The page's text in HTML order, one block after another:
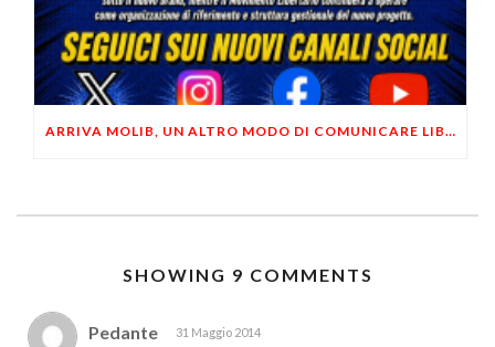
ARRIVA MOLIB, UN ALTRO MODO DI COMUNICARE LIBERTARIO
SHOWING 9 COMMENTS
Pedante 31 Maggio 2014